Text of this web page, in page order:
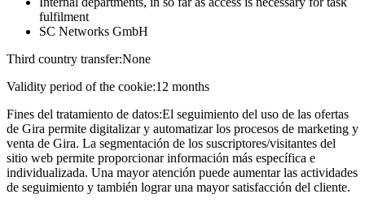
fulfilment
SC Networks GmbH
Third country transfer:None
Validity period of the cookie:12 months
Fines del tratamiento de datos:El seguimiento del uso de las ofertas
de Gira permite digitalizar y automatizar los procesos de marketing y
venta de Gira. La segmentación de los suscriptores/visitantes del
sitio web permite proporcionar información más específica e
individualizada. Una mayor atención puede aumentar las actividades
de seguimiento y también lograr una mayor satisfacción del cliente.